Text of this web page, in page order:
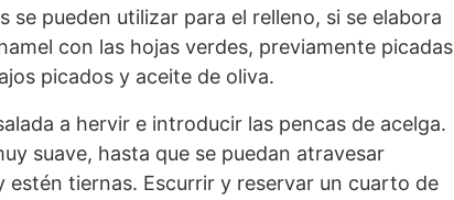
se pueden utilizar para el relleno, si se elabora
con las hojas verdes, previamente picadas
picados y aceite de oliva.
a hervir e introducir las pencas de acelga.
suave, hasta que se puedan atravesar
tiernas. Escurrir y reservar un cuarto de